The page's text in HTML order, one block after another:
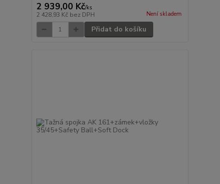
2 939,00 Kč/ks
2 428,93 Kč bez DPH Není skladem
Přidat do košíku